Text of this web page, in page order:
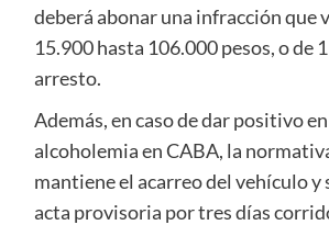
deberá abonar una infracción que
15.900 hasta 106.000 pesos, o de
arresto.
Además, en caso de dar positivo
alcoholemia en CABA, la
mantiene el acarreo del vehículo y
acta provisoria por tres días